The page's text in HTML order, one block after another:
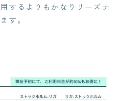
するよりもかなりリーズナ
す。